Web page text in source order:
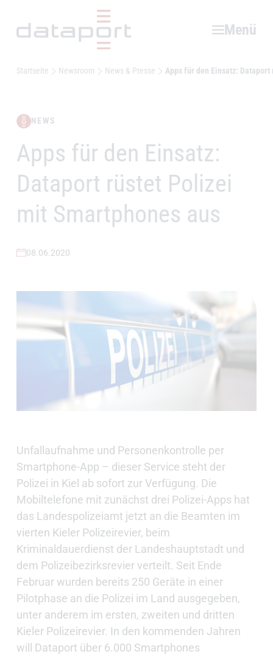
Menü
Startseite Newsroom News & Presse Apps für den Einsatz:
NEWS
–
Apps für den Einsatz:
Dataport rüstet Polizei
mit Smartphones aus
08.06.2020
Unfallaufnahme und Personenkontrolle per
Smartphone-App – dieser Service steht der
Polizei in Kiel ab sofort zur Verfügung. Die
Mobiltelefone mit zunächst drei Polizei-Apps hat
das Landespolizeiamt jetzt an die Beamten im
vierten Kieler Polizeirevier, beim
Kriminaldauerdienst der Landeshauptstadt und
dem Polizeibezirksrevier verteilt. Seit Ende
Februar wurden bereits 250 Geräte in einer
Pilotphase an die Polizei im Land ausgegeben,
unter anderem im ersten, zweiten und dritten
Kieler Polizeirevier. In den kommenden Jahren
will Dataport über 6.000 Smartphones